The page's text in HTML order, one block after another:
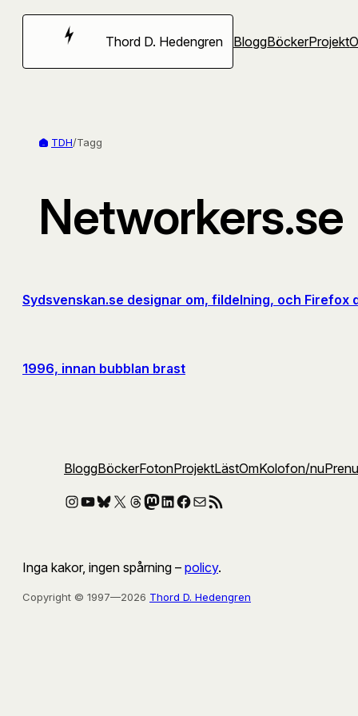
Hoppa
Thord D. Hedengren BloggBöckerProjekt
TDH/Tagg
Networkers.se
Sydsvenskan.se designar om, fildelning, och Firefox
1996, innan bubblan brast
BloggBöckerFotonProjektLästOmKolofon/nu
Instagram
YouTube
Bluesky
X Threads
Mastodon
LinkedIn
Facebook
E-postRSS-flöde
Inga kakor, ingen spårning – policy.
Copyright © 1997—2026 Thord D. Hedengren